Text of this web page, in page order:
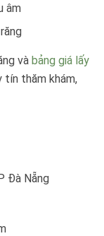
âm
và bảng giá lấy
tín thăm khám,
Đà Nẵng